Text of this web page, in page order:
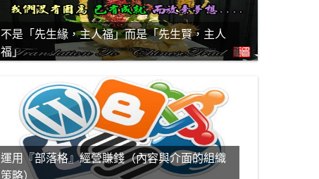
不是「先生緣，主人福」而是「先生賢，主人
福」
運用『部落格』經營賺錢（內容與介面的組織
策略）